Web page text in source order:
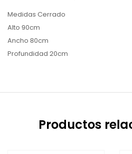
Medidas Cerrado
Alto 90cm
Ancho 80cm
Profundidad 20cm
Productos